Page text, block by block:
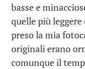
basse e
quelle più
preso la mia
originali erano
comunque il